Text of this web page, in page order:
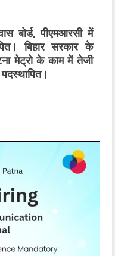
बोर्ड, पीएमआरसी में
बिहार सरकार के
मेट्रो के काम में तेजी